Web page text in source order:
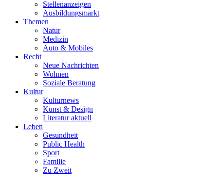
Stellenanzeigen
Ausbildungsmarkt
Themen
Natur
Medizin
Auto & Mobiles
Recht
Neue Nachrichten
Wohnen
Soziale Beratung
Kultur
Kulturnews
Kunst & Design
Literatur aktuell
Leben
Gesundheit
Public Health
Sport
Familie
Zu Zweit